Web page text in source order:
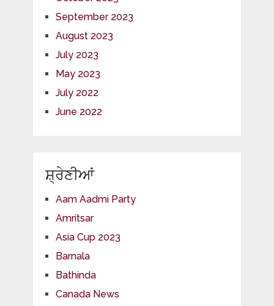
September 2023
August 2023
July 2023
May 2023
July 2022
June 2022
ਸ਼੍ਰੇਣੀਆਂ
Aam Aadmi Party
Amritsar
Asia Cup 2023
Barnala
Bathinda
Canada News